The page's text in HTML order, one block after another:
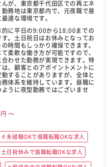
が、東京都千代田区での再エネ
務地は東京都内で、元夜職で昼
適な環境です。
的に平日の9:00から18:00までの
す。土日祝日はお休みとなってお
時間もしっかり確保できます。
柔軟な働き方が可能ですので、
合わせた勤務が実現できます。特
、顧客とのアポイントメントに
することがありますが、全体と
務体系を維持しています。昼職に
ように夜型勤務ではございませ
円 〜
未経験OKで昼職転職OKな求人
土日祝休みで昼職転職OKな求人